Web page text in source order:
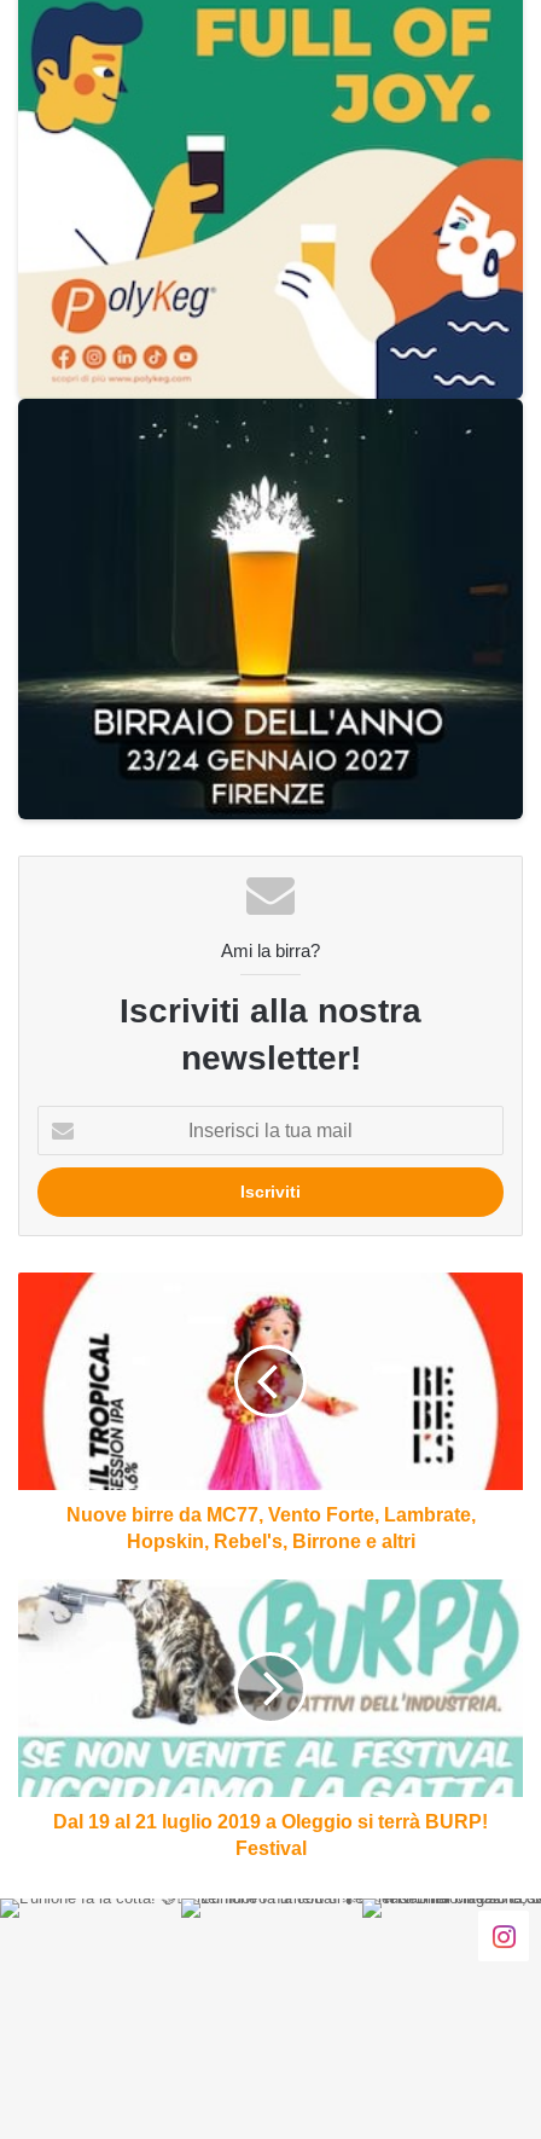
Ami la birra?
Iscriviti alla nostra
newsletter!
tua
mail
MC77,
Vento
Lambrate,
Hopskin,
Rebel's,
Nuove birre da MC77, Vento Forte, Lambrate,
Hopskin, Rebel's, Birrone e altri
Dal
19
al
a
Oleggio
si
Dal 19 al 21 luglio 2019 a Oleggio si terrà BURP!
Festival